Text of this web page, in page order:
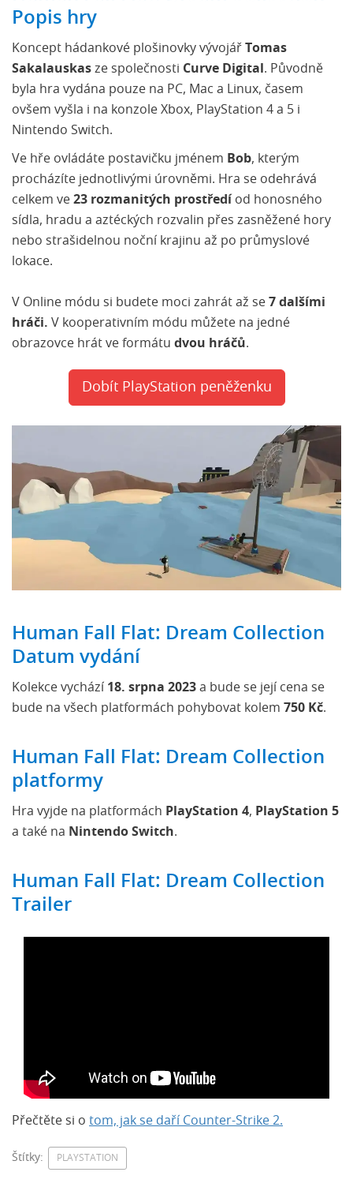
Popis hry
Koncept hádankové plošinovky vývojář Tomas
Sakalauskas ze společnosti Curve Digital . Původně
byla hra vydána pouze na PC, Mac a Linux, časem
ovšem vyšla i na konzole Xbox, PlayStation 4 a 5 i
Nintendo Switch.
Ve hře ovládáte postavičku jménem Bob, kterým
procházíte jednotlivými úrovněmi. Hra se odehrává
celkem ve 23 rozmanitých prostředí od honosného
sídla, hradu a aztéckých rozvalin přes zasněžené hory
nebo strašidelnou noční krajinu až po průmyslové
lokace.
V Online módu si budete moci zahrát až se 7 dalšími
hráči. V kooperativním módu můžete na jedné
obrazovce hrát ve formátu dvou hráčů.
Dobít PlayStation peněženku
Human Fall Flat: Dream Collection
Datum vydání
Kolekce vychází 18. srpna 2023 a bude se její cena se
bude na všech platformách pohybovat kolem 750 Kč.
Human Fall Flat: Dream Collection
platformy
Hra vyjde na platformách PlayStation 4, PlayStation 5
a také na Nintendo Switch.
Human Fall Flat: Dream Collection
Trailer
Přečtěte si o tom, jak se daří Counter-Strike 2.
Štítky: PLAYSTATION